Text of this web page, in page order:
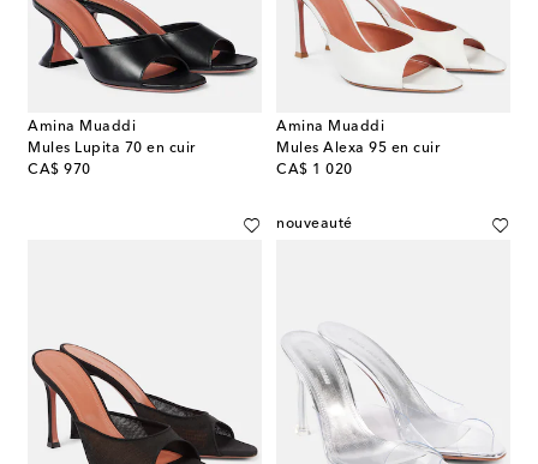
Amina Muaddi
Mules Lupita 70 en cuir
CA$ 970
original price
Amina Muaddi
Mules Alexa 95 en cuir
CA$ 1 020
original price
nouveauté